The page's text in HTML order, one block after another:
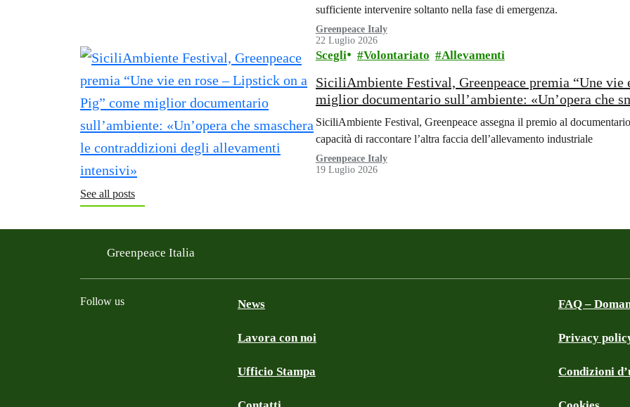
sufficiente intervenire soltanto nella fase di emergenza.
Greenpeace Italy
22 Luglio 2026
Scegli Volontariato Allevamenti
SiciliAmbiente Festival, Greenpeace premia “Une vie
miglior documentario sull’ambiente: «Un’opera che
allevamenti intensivi»
SiciliAmbiente Festival, Greenpeace assegna il premio al
capacità di raccontare l’altra faccia dell’allevamento industriale
Greenpeace Italy
19 Luglio 2026
See all posts
Greenpeace Italia
Follow us News
Lavora con noi
Ufficio Stampa
FAQ –
Privacy
Condizioni